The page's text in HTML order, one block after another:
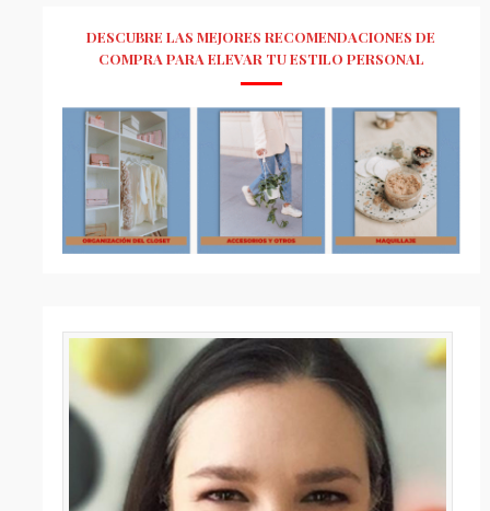
DESCUBRE LAS MEJORES RECOMENDACIONES DE
COMPRA PARA ELEVAR TU ESTILO PERSONAL